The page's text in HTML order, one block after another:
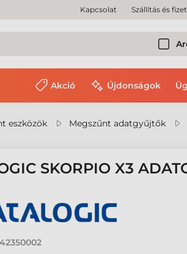
Kapcsolat Szállítás és
Akció Újdonságok
eszközök Megszűnt adatgyűjtők
SKORPIO X3